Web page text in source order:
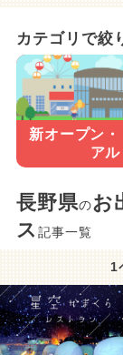
カテゴリで絞
新オープン・
アル
長野県のお
ス 記事一覧
1